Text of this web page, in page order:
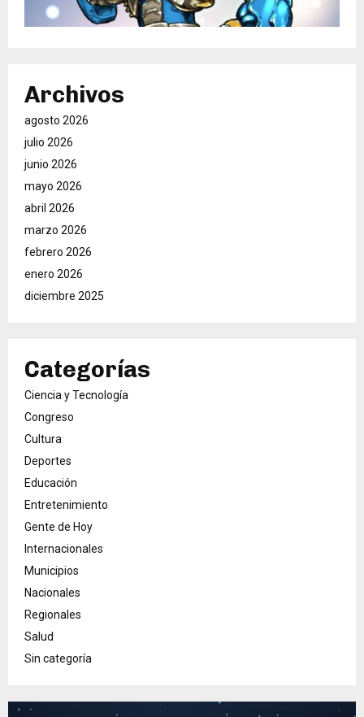
Archivos
agosto 2026
julio 2026
junio 2026
mayo 2026
abril 2026
marzo 2026
febrero 2026
enero 2026
diciembre 2025
Categorías
Ciencia y Tecnología
Congreso
Cultura
Deportes
Educación
Entretenimiento
Gente de Hoy
Internacionales
Municipios
Nacionales
Regionales
Salud
Sin categoría